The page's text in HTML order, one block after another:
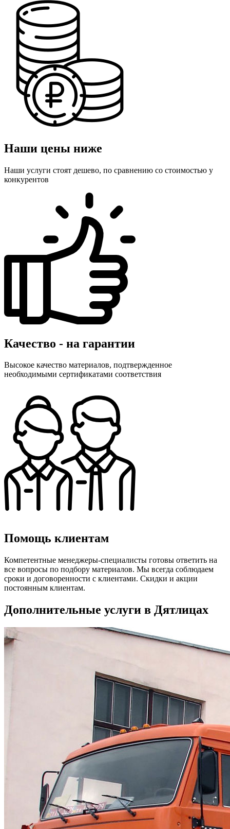
Наши цены ниже
Наши услуги стоят дешево, по сравнению со стоимостью у
конкурентов
Качество - на гарантии
Высокое качество материалов, подтвержденное
необходимыми сертификатами соответствия
Помощь клиентам
Компетентные менеджеры-специалисты готовы ответить на
все вопросы по подбору материалов. Мы всегда соблюдаем
сроки и договоренности с клиентами. Скидки и акции
постоянным клиентам.
Дополнительные услуги в Дятлицах